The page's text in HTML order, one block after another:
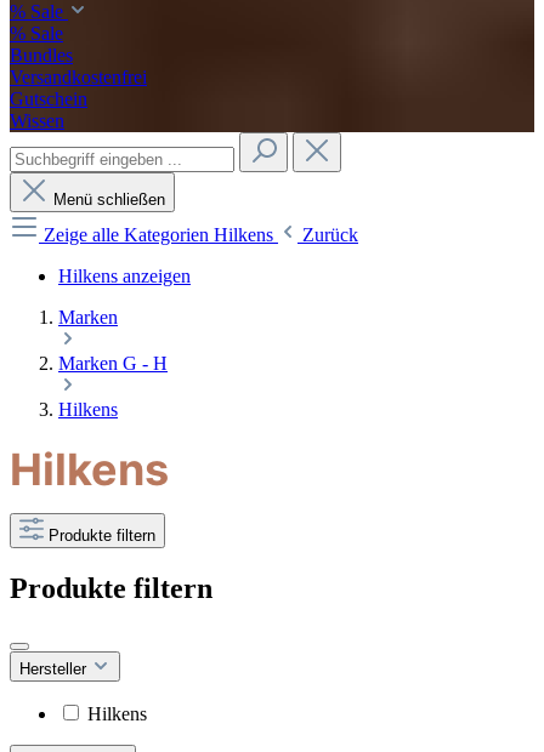
% Sale
% Sale
Bundles
Versandkostenfrei
Gutschein
Wissen
Menü schließen
Zeige alle Kategorien Hilkens
Zurück
Hilkens anzeigen
Marken
Marken G - H
Hilkens
Hilkens
Produkte filtern
Produkte filtern
Hersteller
Hilkens